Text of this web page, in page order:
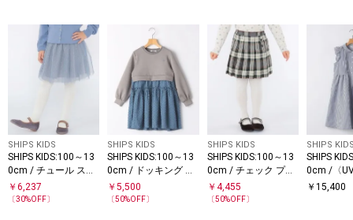
SHIPS KIDS
SHIPS KIDS:100～13
0cm / チュール スカ
ート
￥ 6,237
〔30%OFF〕
SHIPS KIDS
SHIPS KIDS:100～13
0cm / ドッキング ワ
ンピース
￥5,500
〔50%OFF〕
SHIPS KIDS
SHIPS KIDS:100～13
0cm / チェック プリ
ーツ スカート
￥ 4,455
〔50%OFF〕
SHIPS
SHIPS
0cm /〈
水速乾〉
￥15,400